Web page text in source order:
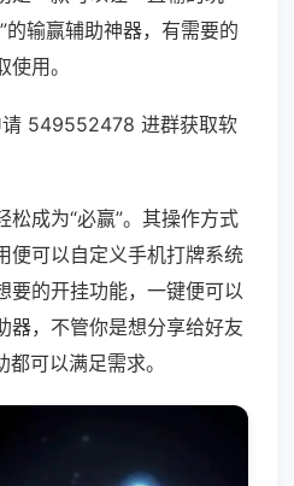
的输赢辅助神器，有需要的
用。
549552478 进群获取软
成为“必赢”。其操作方式
便可以自定义手机打牌系统
要的开挂功能，一键便可以
器，不管你是想分享给好友
可以满足需求。